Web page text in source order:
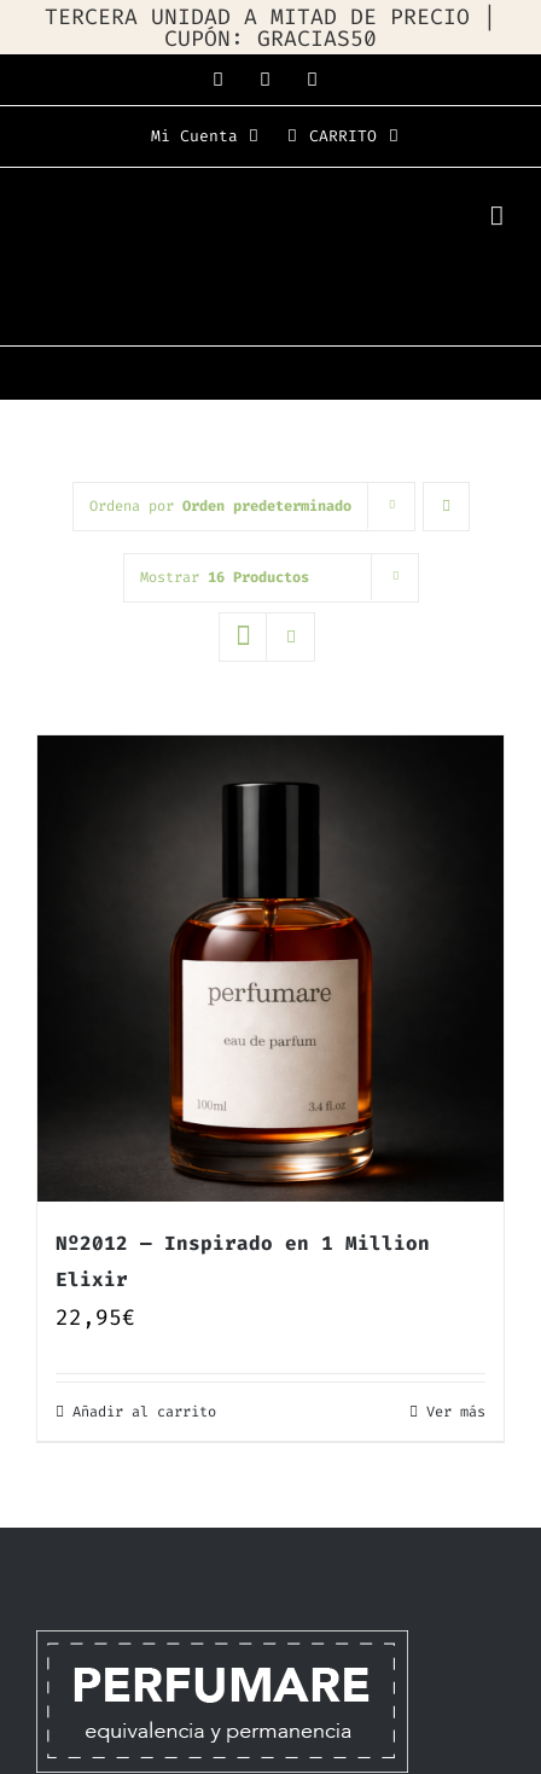
TERCERA UNIDAD A MITAD DE PRECIO |
CUPÓN: GRACIAS50
al
FacebookInstagramWhatsApp
Mi Cuenta CARRITO
Ordena por Orden predeterminado
Mostrar 16 Productos
Nº2012 — Inspirado en 1 Million
Elixir
22,95€
Añadir al carrito Ver más